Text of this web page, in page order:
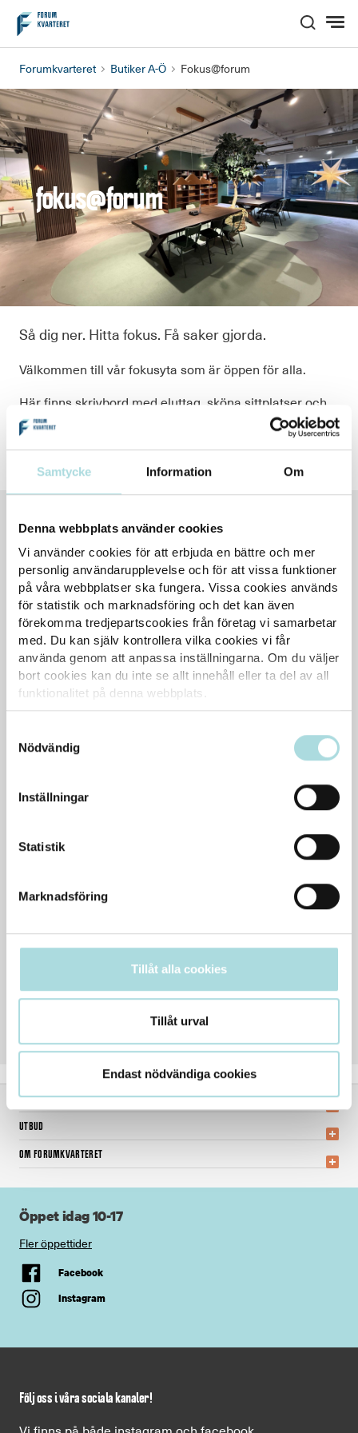
Samtycke Information Om
Denna webbplats använder cookies
Vi använder cookies för att erbjuda en bättre och mer
personlig användarupplevelse och för att vissa funktioner
på våra webbplatser ska fungera. Vissa cookies används
för statistik och marknadsföring och det kan även
förekomma tredjepartscookies från företag vi samarbetar
med. Du kan själv kontrollera vilka cookies vi får
använda genom att anpassa inställningarna. Om du väljer
bort cookies kan du inte se allt innehåll eller ta del av all
funktionalitet på denna webbplats.
Nödvändig
Inställningar
Statistik
Marknadsföring
Tillåt alla cookies
Tillåt urval
Endast nödvändiga cookies
Hem
Forumkvarteret Butiker A-Ö Fokus@forum
fokus@forum
VECKANS ÖPPETTIDER
Mån
10-19
Tis
10-19
Ons
10-19
Tor
10-19
Fre
10-19
Lör
10-17
Sön
12-17
Så dig ner. Hitta fokus. Få saker gjorda.
Välkommen till vår fokusyta som är öppen för alla.
Här finns skrivbord med eluttag, sköna sittplatser och
en bokbytarhylla. Vi delar ytan tillsammans, så låt det
här bli en plats där alla kan trivas.
BESÖKSINFO
UTBUD
OM FORUMKVARTERET
Öppet idag 10-17
Fler öppettider
Facebook
Instagram
Följ oss i våra sociala kanaler!